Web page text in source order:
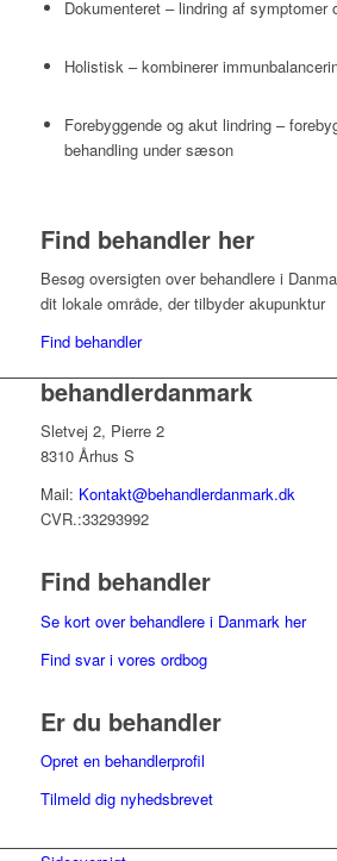
Dokumenteret – lindring af symptomer
Holistisk – kombinerer
Forebyggende og akut lindring –
behandling under sæson
Find behandler her
Besøg oversigten over behandlere i
dit lokale område, der tilbyder akupunktur
Find behandler
behandlerdanmark
Sletvej 2, Pierre 2
8310 Århus S
Mail: Kontakt@behandlerdanmark.dk
CVR.:33293992
Find behandler
Se kort over behandlere i Danmark her
Find svar i vores ordbog
Er du behandler
Opret en behandlerprofil
Tilmeld dig nyhedsbrevet